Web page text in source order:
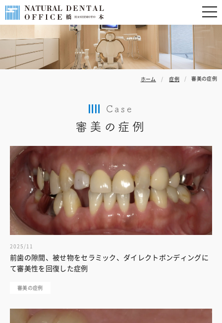
ホーム 症例 審美の症例
Case
審美の症例
2025/11
前歯の隙間、被せ物をセラミック、ダイレクトボンディングに
て審美性を回復した症例
審美の症例